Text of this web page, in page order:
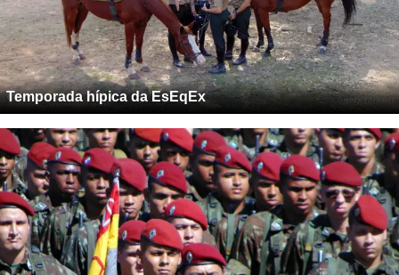
Temporada hípica da EsEqEx